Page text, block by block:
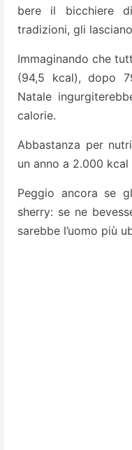
bere il bicchie­re
tradizioni, gli
Immaginando che
(94,5 kcal), dopo
Natale
calorie.
Abbastanza per
un anno a 2.000
Peggio ancora se
sherry: se ne
sa­rebbe l’uomo più